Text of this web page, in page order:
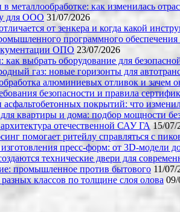
металлообработке: как изменилась
для ООО 31/07/2026
от зенкера и когда какой
программного обеспечения
ОПО 23/07/2026
выбрать оборудование для
газ: новые горизонты для
алюминиевых отливок и зачем
безопасности и правила
покрытий: что
квартиры и дома: подбор мощности
отечественной САУ ГА 15/07/
помогает ритейлу справляться с
пресс-форм: от 3D-модели
технические двери для
промышленное против бытового 11/07/
классов по толщине слоя олова 09/